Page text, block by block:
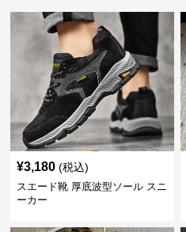
¥3,180 (税込)
スエード靴 厚底波型ソール スニ
ーカー